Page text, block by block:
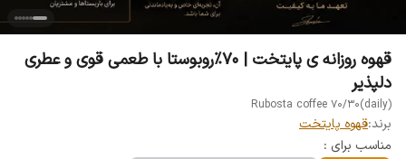
قهوه روزانه ی پایتخت | ۷۰٪روبوستا با طعمی قوی و عطری
دلپذیر
Rubosta coffee ۷۰/۳۰(daily)
برند:قهوه پایتخت
مناسب برای :